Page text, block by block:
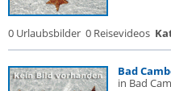
0 Urlaubsbilder 0 Reisevideos
Bad
in Bad